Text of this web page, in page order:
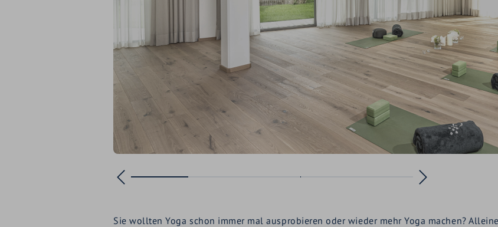
Sie wollten Yoga schon immer mal ausprobieren oder wieder mehr Yoga machen?